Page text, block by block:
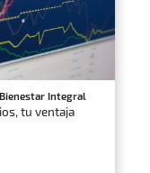
Bienestar Integral
tu ventaja